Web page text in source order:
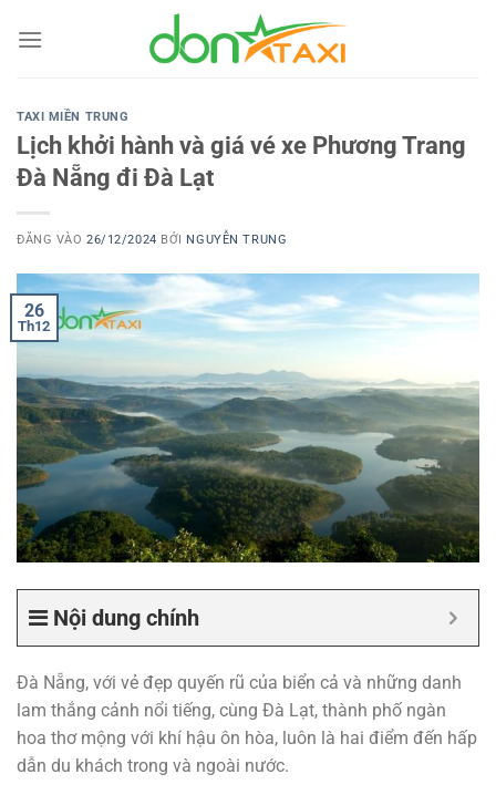
qua
TAXI MIỀN TRUNG
Lịch khởi hành và giá vé xe Phương Trang
Đà Nẵng đi Đà Lạt
ĐĂNG VÀO26/12/2024 BỞI NGUYỄN TRUNG
26
Th12
Nội dung chính
Đà Nẵng, với vẻ đẹp quyến rũ của biển cả và những danh
lam thắng cảnh nổi tiếng, cùng Đà Lạt, thành phố ngàn
hoa thơ mộng với khí hậu ôn hòa, luôn là hai điểm đến hấp
dẫn du khách trong và ngoài nước.